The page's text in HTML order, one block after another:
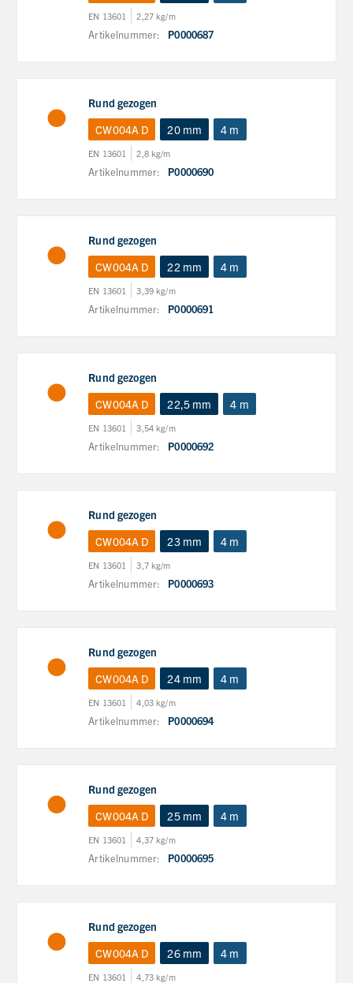
EN 13601 2,27 kg/m
Artikelnummer: P0000687
Rund gezogen
CW004A D
20 mm 4 m
EN 13601 2,8 kg/m
Artikelnummer: P0000690
Rund gezogen
CW004A D
22 mm 4 m
EN 13601 3,39 kg/m
Artikelnummer: P0000691
Rund gezogen
CW004A D
22,5 mm 4 m
EN 13601 3,54 kg/m
Artikelnummer: P0000692
Rund gezogen
CW004A D
23 mm 4 m
EN 13601 3,7 kg/m
Artikelnummer: P0000693
Rund gezogen
CW004A D
24 mm 4 m
EN 13601 4,03 kg/m
Artikelnummer: P0000694
Rund gezogen
CW004A D
25 mm 4 m
EN 13601 4,37 kg/m
Artikelnummer: P0000695
Rund gezogen
CW004A D
26 mm 4 m
EN 13601 4,73 kg/m